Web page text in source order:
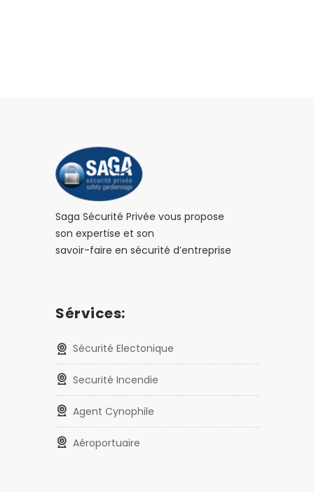
Saga Sécurité Privée vous propose
son expertise et son
savoir-faire en sécurité d’entreprise
Sérvices:
Sécurité Electonique
Securité Incendie
Agent Cynophile
Aéroportuaire